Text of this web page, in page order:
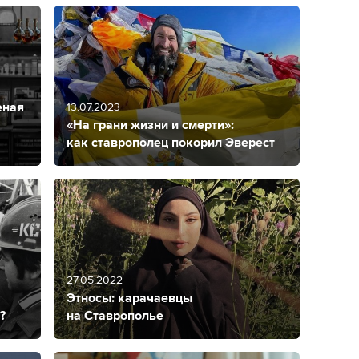
13.07.2023
«На грани жизни и смерти»:
как ставрополец покорил Эверест
27.05.2022
Этносы: карачаевцы
на Ставрополье